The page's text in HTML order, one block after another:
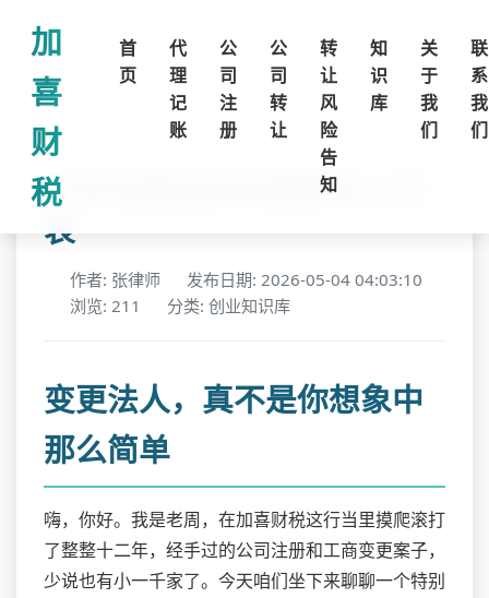
加
喜
财
税
首
页
代
理
记
账
公
司
注
册
公
司
转
让
转
让
风
险
告
知
知
识
库
关
于
我
们
联
系
我
们
公司注册后如何变更法人代
表
作者: 张律师
发布日期: 2026-05-04 04:03:10
浏览: 211
分类: 创业知识库
变更法人，真不是你想象中
那么简单
嗨，你好。我是老周，在加喜财税这行当里摸爬滚打
了整整十二年，经手过的公司注册和工商变更案子，
少说也有小一千家了。今天咱们坐下来聊聊一个特别